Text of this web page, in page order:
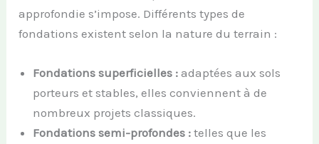
approfondie s’impose. Différents types de
fondations existent selon la nature du terrain :
Fondations superficielles : adaptées aux sols
porteurs et stables, elles conviennent à de
nombreux projets classiques.
Fondations semi-profondes : telles que les